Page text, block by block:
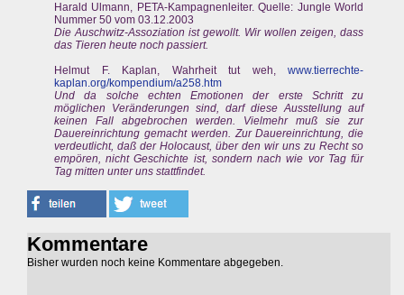
Harald Ulmann, PETA-Kampagnenleiter. Quelle: Jungle World
Nummer 50 vom 03.12.2003
Die Auschwitz-Assoziation ist gewollt. Wir wollen zeigen, dass
das Tieren heute noch passiert.
Helmut F. Kaplan, Wahrheit tut weh,www.tierrechte-
kaplan.org/kompendium/a258.htm
Und da solche echten Emotionen der erste Schritt zu
möglichen Veränderungen sind, darf diese Ausstellung auf
keinen Fall abgebrochen werden. Vielmehr muß sie zur
Dauereinrichtung gemacht werden. Zur Dauereinrichtung, die
verdeutlicht, daß der Holocaust, über den wir uns zu Recht so
empören, nicht Geschichte ist, sondern nach wie vor Tag für
Tag mitten unter uns stattfindet.
Kommentare
Bisher wurden noch keine Kommentare abgegeben.